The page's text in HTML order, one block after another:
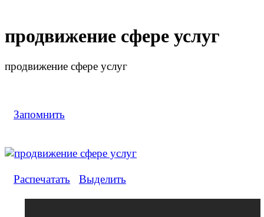
продвижение сфере услуг
продвижение сфере услуг
Запомнить
Распечатать Выделить